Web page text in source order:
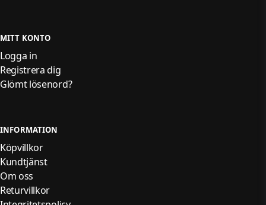
MITT KONTO
Logga in
Registrera dig
Glömt lösenord?
INFORMATION
Köpvillkor
Kundtjänst
Om oss
Returvillkor